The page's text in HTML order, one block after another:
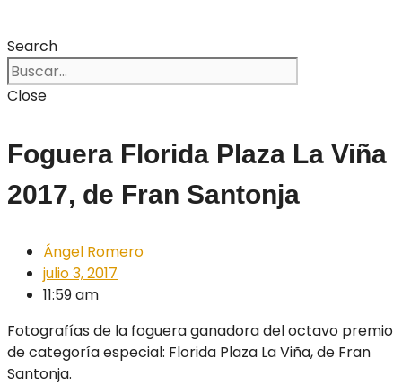
Search
Close
Foguera Florida Plaza La Viña
2017, de Fran Santonja
Ángel Romero
julio 3, 2017
11:59 am
Fotografías de la foguera ganadora del octavo premio
de categoría especial: Florida Plaza La Viña, de Fran
Santonja.